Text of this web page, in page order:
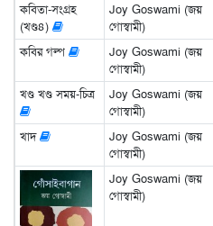
কবিতা-সংগ্রহ
(খণ্ড৪)
Joy Goswami (জয়
গোস্বামী)
কবির গল্প
Joy Goswami (জয়
গোস্বামী)
খণ্ড খণ্ড সময়-চিত্র
Joy Goswami (জয়
গোস্বামী)
খাদ
Joy Goswami (জয়
গোস্বামী)
Joy Goswami (জয়
গোস্বামী)